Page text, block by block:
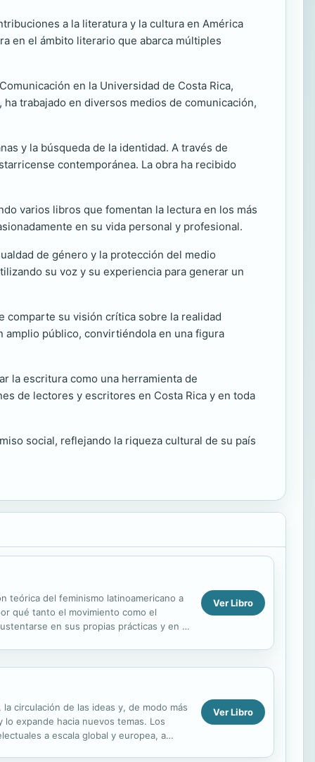
a la literatura y la cultura en América
en el ámbito literario que abarca múltiples
en la Universidad de Costa Rica,
trabajado en diversos medios de comunicación,
y la búsqueda de la identidad. A través de
contemporánea. La obra ha recibido
varios libros que fomentan la lectura en los más
en su vida personal y profesional.
de género y la protección del medio
su voz y su experiencia para generar un
comparte su visión crítica sobre la realidad
amplio público, convirtiéndola en una figura
la escritura como una herramienta de
de lectores y escritores en Costa Rica y en toda
social, reflejando la riqueza cultural de su país
teórica del feminismo latinoamericano a
qué tanto el movimiento como el
en sus propias prácticas y en el
Ver Libro
circulación de las ideas y, de modo más
expande hacia nuevos temas. Los
a escala global y europea, a
Ver Libro